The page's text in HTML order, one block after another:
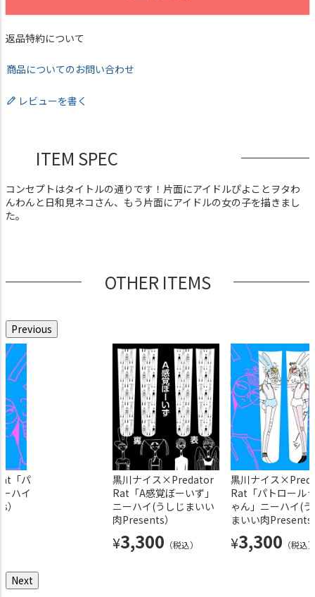
返品特約について
商品についてのお問い合わせ
レビューを書く
ITEM SPEC
コンセプトはタイトルの通りです！片面にアイドルぴよことヲタわ
んわんと日和見ネコさん、もう片面にアイドルの女の子を描きまし
た。
OTHER ITEMS
Previous
「パ
ハイ
parico×PredatorRat「わたし
のくまちゃんニーハイ」(うし
じまいい肉Presents）
ひな×PredatorRat「お
ーハイ」(うしじまいい肉
nts）
3,300
北海道プロジェクト
オコジョが見てるニ
黒川ナイス×Predator
Rat「A感覚ぼーいず」
ニーハイ(うしじまいい
肉Presents）
¥3,300 （税込）
黒川ナイス
Rat「パトロール
ゃん」ニーハイ(
まいい肉Presents
¥3,300 （税込
Next